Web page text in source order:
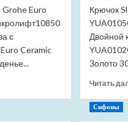
Grohe Euro
с
Ceramic
Крючок
Двойной
Золото
Читать
Сифоны